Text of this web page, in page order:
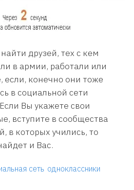
друзей, тех с кем
в армии, работали или
если, конечно они тоже
в социальной сети
Вы укажете свои
вступите в сообщества
в которых учились, то
и Вас.
сеть одноклассники